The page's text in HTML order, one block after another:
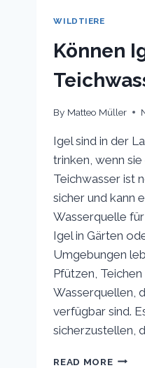
WILDTIERE
Können
By Matteo Müller
Igel sind in der
trinken, wenn sie
Teichwasser ist
sicher und kann
Wasserquelle
Igel in Gärten
Umgebungen
Pfützen,
Wasserquellen,
verfügbar sind.
sicherzustellen,
READ MORE